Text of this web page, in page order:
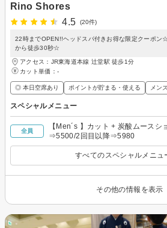
Rino Shores
4.5
(20件)
22時までOPEN!!ヘッドスパ付きお得な限定クーポン
から徒歩30秒☆
アクセス：JR東海道本線 辻堂駅 徒歩1分
カット単価： -
◎ 本日空席あり ポイントが貯まる・使える メン
スペシャルメニュー
全員
【Men´s 】カット + 炭酸ムースショ
⇒5500/2回目以降⇒5980
すべてのスペシャルメニュ
その他の情報を表示